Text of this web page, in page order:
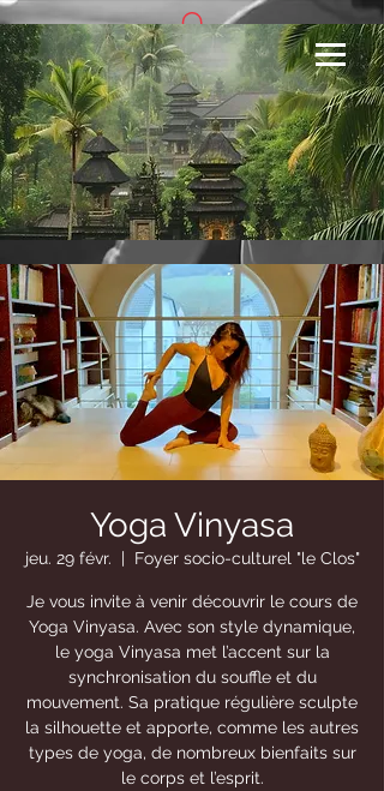
Se connecter
Yoga Vinyasa
jeu. 29 févr.
  |
Foyer socio-culturel "le Clos"
Je vous invite à venir découvrir le cours de
Yoga Vinyasa. Avec son style dynamique,
le yoga Vinyasa met l’accent sur la
synchronisation du souffle et du
mouvement. Sa pratique régulière sculpte
la silhouette et apporte, comme les autres
types de yoga, de nombreux bienfaits sur
le corps et l’esprit.